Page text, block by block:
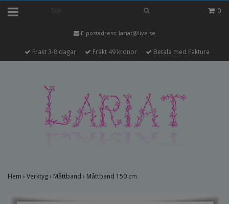
0
E-postadress: lariat@live.se
Frakt 3-8 dagar Frakt 49 kronor Betala med Faktura
Hem › Verktyg› Måttband › Måttband 150 cm